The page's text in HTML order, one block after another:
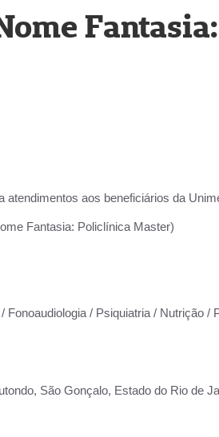
atendimentos aos beneficiários da
Fantasia: Policlínica Master)
Fonoaudiologia / Psiquiatria / Nutrição /
São Gonçalo, Estado do Rio de